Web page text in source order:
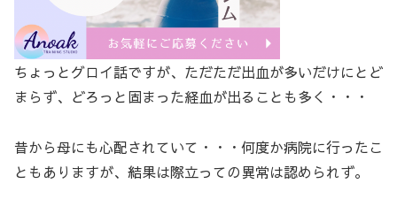
ちょっとグロイ話ですが、ただただ出血が多いだけにとど
まらず、どろっと固まった経血が出ることも多く・・・
昔から母にも心配されていて・・・何度か病院に行ったこ
ともありますが、結果は際立っての異常は認められず。